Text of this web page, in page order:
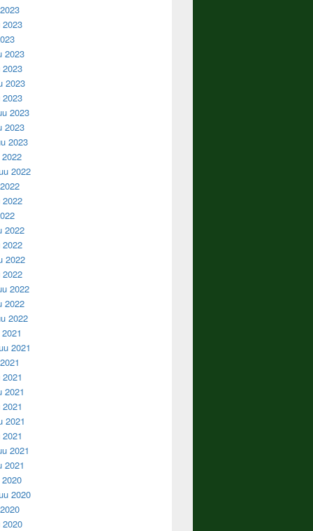
2023
2023
2023
2023
2023
2023
2022
2022
2022
2022
2022
2022
2022
2021
2021
2021
2021
2021
2020